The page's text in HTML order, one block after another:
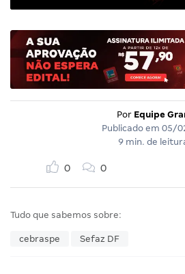
Por Equipe
Publicado em 05/
9 min. de
0 0
Tudo que sabemos sobre:
cebraspe Sefaz DF